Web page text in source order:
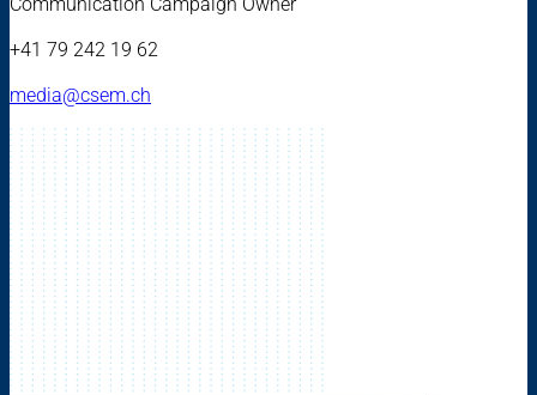
+41 79 242 19 62
media@csem.ch